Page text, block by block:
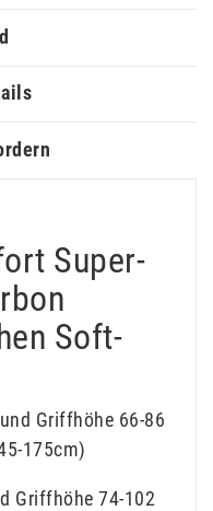
Super-
Soft-
Griffhöhe 66-86
175cm)
Griffhöhe 74-102